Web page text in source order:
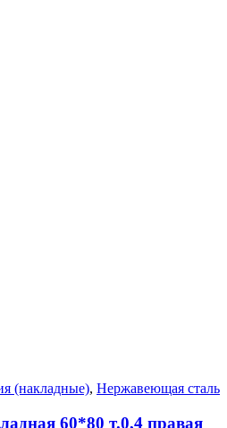
(накладные), Нержавеющая сталь
60*80 т.0,4 правая